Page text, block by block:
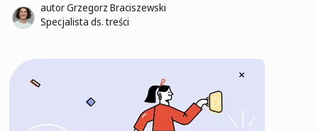
autorGrzegorz Braciszewski
Specjalista ds. treści